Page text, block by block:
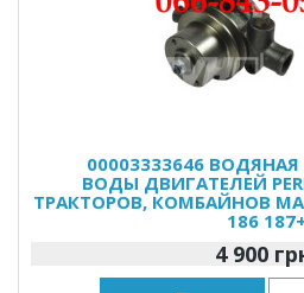
00003333646
ВОДЫ ДВИГАТЕЛЕЙ
ТРАКТОРОВ, КОМБАЙНОВ
186 187+
4 900